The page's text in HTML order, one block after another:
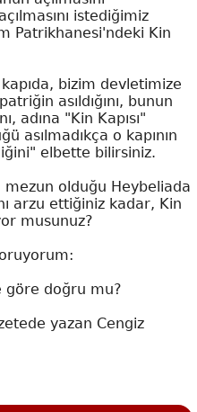
istediğimiz
Patrikhanesi'ndeki Kin
bizim devletimize
asıldığını, bunun
adına "Kin Kapısı"
asılmadıkça o kapının
elbette bilirsiniz.
mezun olduğu Heybeliada
arzu ettiğiniz kadar, Kin
musunuz?
göre doğru mu?
yazan Cengiz